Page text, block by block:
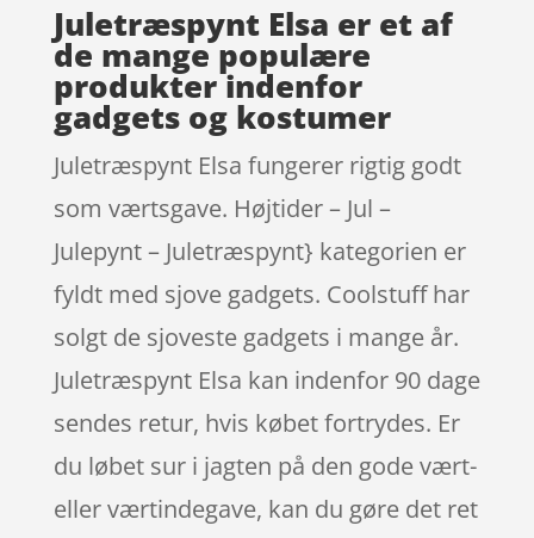
Juletræspynt Elsa er et af
de mange populære
produkter indenfor
gadgets og kostumer
Juletræspynt Elsa fungerer rigtig godt
som værtsgave. Højtider – Jul –
Julepynt – Juletræspynt} kategorien er
fyldt med sjove gadgets. Coolstuff har
solgt de sjoveste gadgets i mange år.
Juletræspynt Elsa kan indenfor 90 dage
sendes retur, hvis købet fortrydes. Er
du løbet sur i jagten på den gode vært-
eller værtindegave, kan du gøre det ret